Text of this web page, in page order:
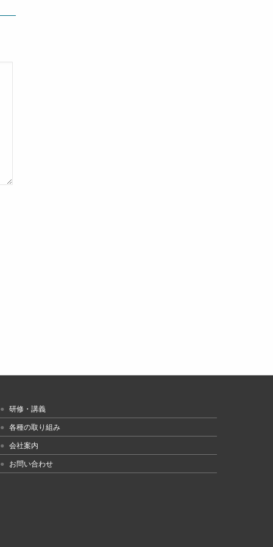
研修・講義
各種の取り組み
会社案内
お問い合わせ